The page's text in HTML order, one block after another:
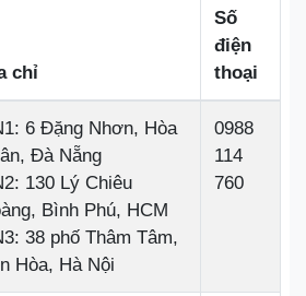
chỉ
Số
điện
thoại
6 Đặng Nhơn, Hòa
Đà Nẵng
130 Lý Chiêu
Bình Phú, HCM
38 phố Thâm Tâm,
Hòa, Hà Nội
0988
114
760